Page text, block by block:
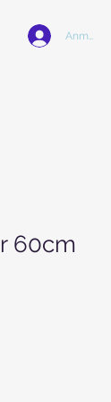
Anmelden
60cm